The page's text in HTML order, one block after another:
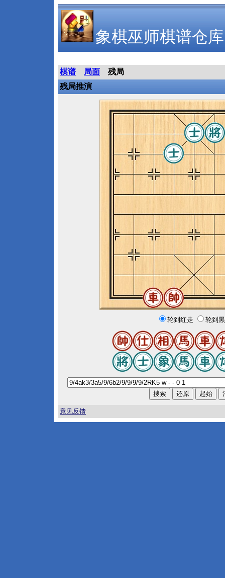
象棋巫师棋谱仓库
棋谱 局面
残局
残局推演
轮到红走 轮到
意见反馈